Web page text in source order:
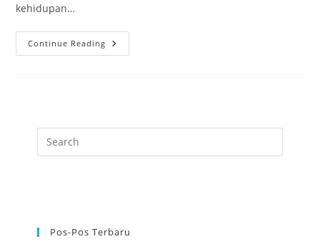
kehidupan…
Continue Reading Yama:
Dewa
Pos-Pos Terbaru